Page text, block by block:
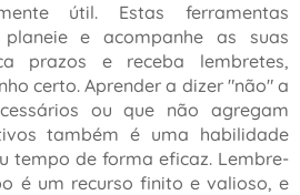
útil. Estas ferramentas
e acompanhe as suas
prazos e receba lembretes,
certo. Aprender a dizer "não" a
ou que não agregam
também é uma habilidade
tempo de forma eficaz. Lembre-
é um recurso finito e valioso, e